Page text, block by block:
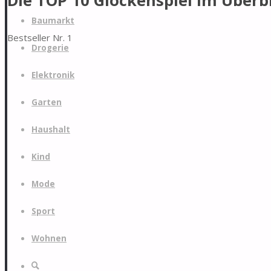
springen
Baumarkt
Drogerie
Elektronik
Garten
Haushalt
Kind
Mode
Sport
Wohnen
Bestseller Nr. 1